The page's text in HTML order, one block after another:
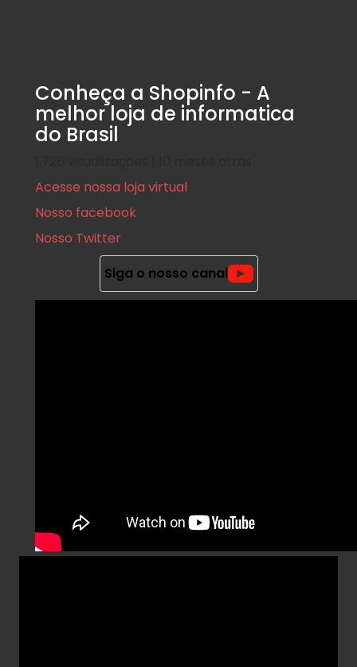
Conheça a Shopinfo - A
melhor loja de informatica
do Brasil
Acesse nossa loja virtual
Nosso facebook
Nosso Twitter
Siga o nosso canal